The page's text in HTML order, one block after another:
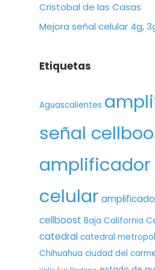
Cristobal de las Casas
Mejora señal celular 4g,
Etiquetas
Aguascalientes
señal
amplificador
celular
cellboost Baja California
catedral catedral
Chihuahua ciudad del